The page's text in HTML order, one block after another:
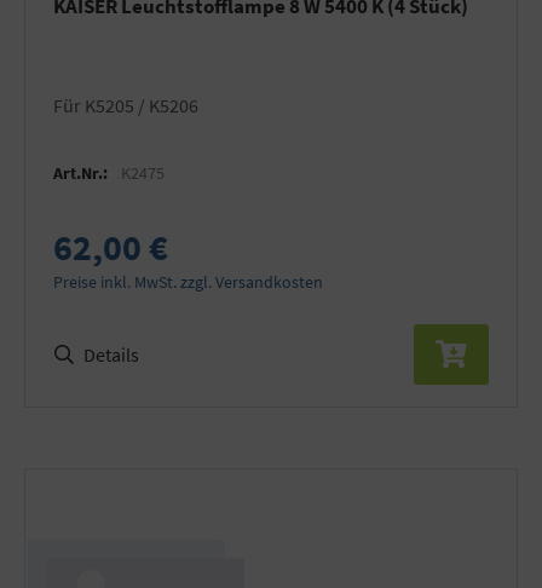
KAISER Leuchtstofflampe 8 W 5400 K (4 Stück)
für K5205 / K5206
Art.Nr.: K2475
62,00 €
Preise inkl. MwSt. zzgl. Versandkosten
Details